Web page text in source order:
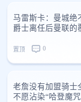
马雷斯卡：曼城绝
爵士离任后曼联的
置顶 0
老詹没有加盟骑士
不愿沾染“哈登魔